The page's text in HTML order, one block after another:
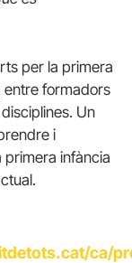
per la primera
entre formadors
Un
i
primera infància
ca/